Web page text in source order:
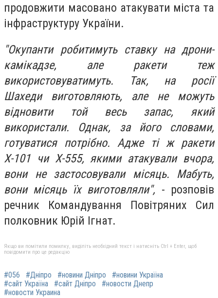
продовжити масовано атакувати міста та
інфраструктуру України.
"Окупанти робитимуть ставку на дрони-
камікадзе, але ракети теж
використовуватимуть. Так, на росії
Шахеди виготовляють, але не можуть
відновити той весь запас, який
використали. Однак, за його словами,
готуватися потрібно. Адже ті ж ракети
Х-101 чи Х-555, якими атакували вчора,
вони не застосовували місяць. Мабуть,
вони місяць їх виготовляли", - розповів
речник Командування Повітряних Сил
полковник Юрій Ігнат.
Якщо ви помітили помилку, виділіть необхідний текст і натисніть Ctrl + Enter, щоб
повідомити про це редакцію
#056 #Дніпро #новини Дніпро
#новини Україна
#сайт Україна
#сайт Дніпро
#новости Днепр
#новости Украина